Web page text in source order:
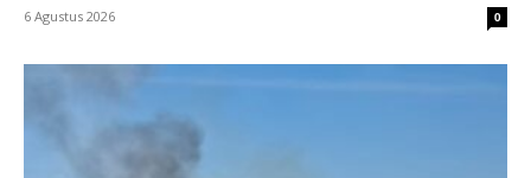
6 Agustus 2026 0